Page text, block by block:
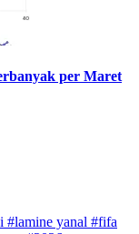
17/the-world-is-with-